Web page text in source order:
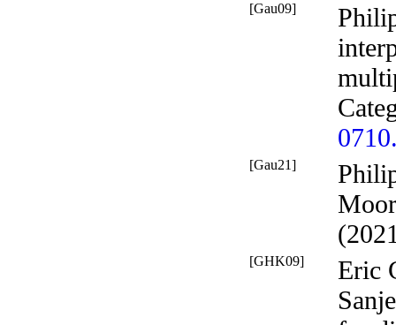
[Gau09]
[Gau21]
[GHK09]
Eric